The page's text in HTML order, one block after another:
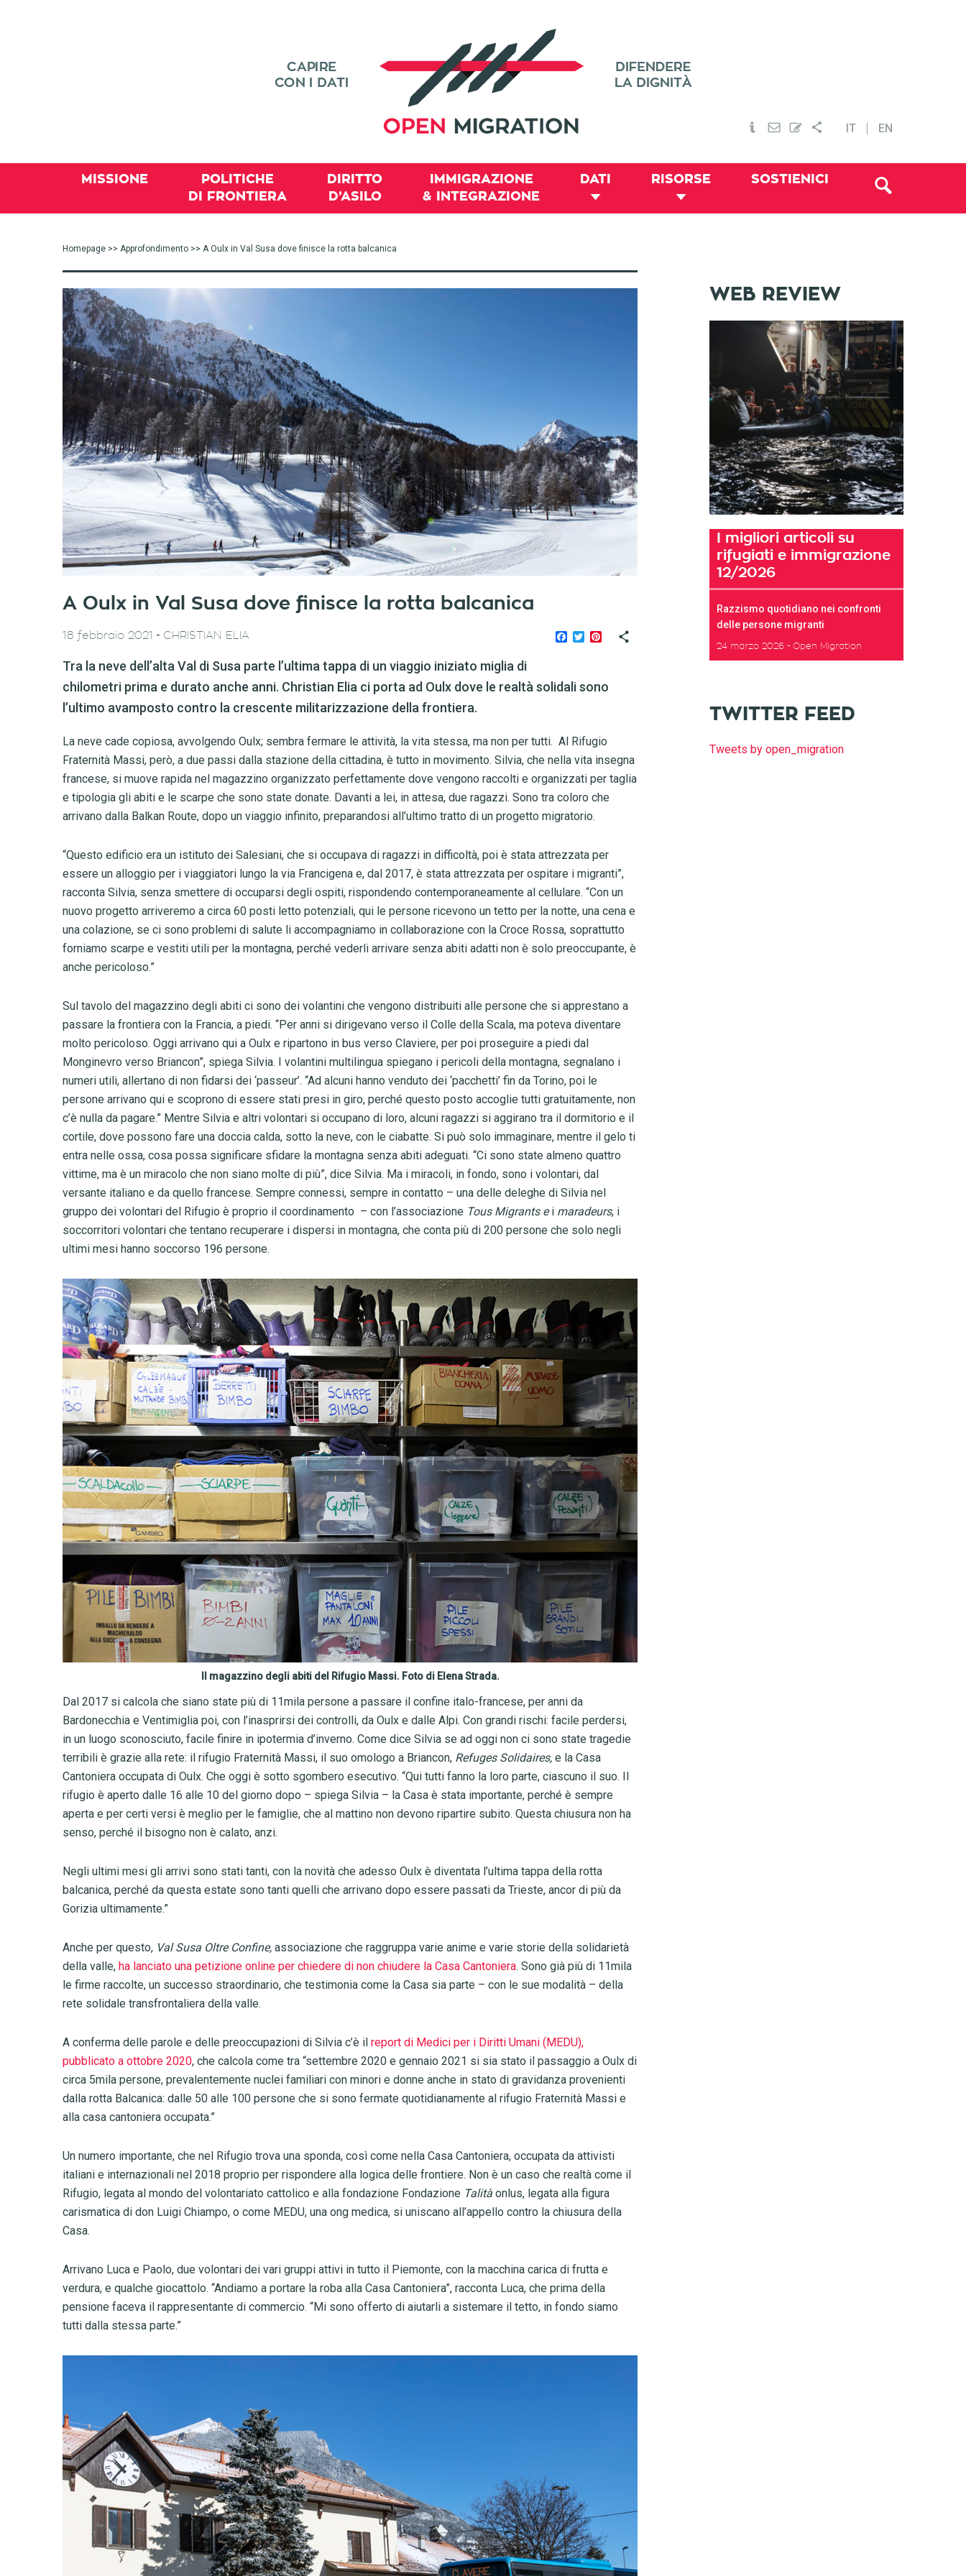
IT EN
MISSIONE
POLITICHE
DI FRONTIERA
DIRITTO
D’ASILO
IMMIGRAZIONE
& INTEGRAZIONE
DATI RISORSE SOSTIENICI
Homepage >> Approfondimento >> A Oulx in Val Susa dove finisce la rotta balcanica
A Oulx in Val Susa dove finisce la rotta balcanica
Facebook
TwitterPinterest
18 febbraio 2021 - CHRISTIAN ELIA
Tra la neve dell’alta Val di Susa parte l’ultima tappa di un viaggio iniziato miglia di
chilometri prima e durato anche anni. Christian Elia ci porta ad Oulx dove le realtà solidali sono
l’ultimo avamposto contro la crescente militarizzazione della frontiera.
La neve cade copiosa, avvolgendo Oulx; sembra fermare le attività, la vita stessa, ma non per tutti. Al Rifugio
Fraternità Massi, però, a due passi dalla stazione della cittadina, è tutto in movimento. Silvia, che nella vita insegna
francese, si muove rapida nel magazzino organizzato perfettamente dove vengono raccolti e organizzati per taglia
e tipologia gli abiti e le scarpe che sono state donate. Davanti a lei, in attesa, due ragazzi. Sono tra coloro che
arrivano dalla Balkan Route, dopo un viaggio infinito, preparandosi all’ultimo tratto di un progetto migratorio.
“Questo edificio era un istituto dei Salesiani, che si occupava di ragazzi in difficoltà, poi è stata attrezzata per
essere un alloggio per i viaggiatori lungo la via Francigena e, dal 2017, è stata attrezzata per ospitare i migranti”,
racconta Silvia, senza smettere di occuparsi degli ospiti, rispondendo contemporaneamente al cellulare. “Con un
nuovo progetto arriveremo a circa 60 posti letto potenziali, qui le persone ricevono un tetto per la notte, una cena e
una colazione, se ci sono problemi di salute li accompagniamo in collaborazione con la Croce Rossa, soprattutto
forniamo scarpe e vestiti utili per la montagna, perché vederli arrivare senza abiti adatti non è solo preoccupante, è
anche pericoloso.”
Sul tavolo del magazzino degli abiti ci sono dei volantini che vengono distribuiti alle persone che si apprestano a
passare la frontiera con la Francia, a piedi. “Per anni si dirigevano verso il Colle della Scala, ma poteva diventare
molto pericoloso. Oggi arrivano qui a Oulx e ripartono in bus verso Claviere, per poi proseguire a piedi dal
Monginevro verso Briancon”, spiega Silvia. I volantini multilingua spiegano i pericoli della montagna, segnalano i
numeri utili, allertano di non fidarsi dei ‘passeur’. “Ad alcuni hanno venduto dei ‘pacchetti’ fin da Torino, poi le
persone arrivano qui e scoprono di essere stati presi in giro, perché questo posto accoglie tutti gratuitamente, non
c’è nulla da pagare.” Mentre Silvia e altri volontari si occupano di loro, alcuni ragazzi si aggirano tra il dormitorio e il
cortile, dove possono fare una doccia calda, sotto la neve, con le ciabatte. Si può solo immaginare, mentre il gelo ti
entra nelle ossa, cosa possa significare sfidare la montagna senza abiti adeguati. “Ci sono state almeno quattro
vittime, ma è un miracolo che non siano molte di più”, dice Silvia. Ma i miracoli, in fondo, sono i volontari, dal
versante italiano e da quello francese. Sempre connessi, sempre in contatto – una delle deleghe di Silvia nel
gruppo dei volontari del Rifugio è proprio il coordinamento – con l’associazione Tous Migrants ei maradeurs, i
soccorritori volontari che tentano recuperare i dispersi in montagna, che conta più di 200 persone che solo negli
ultimi mesi hanno soccorso 196 persone.
Il magazzino degli abiti del Rifugio Massi. Foto di Elena Strada.
Dal 2017 si calcola che siano state più di 11mila persone a passare il confine italo-francese, per anni da
Bardonecchia e Ventimiglia poi, con l’inasprirsi dei controlli, da Oulx e dalle Alpi. Con grandi rischi: facile perdersi,
in un luogo sconosciuto, facile finire in ipotermia d’inverno. Come dice Silvia se ad oggi non ci sono state tragedie
terribili è grazie alla rete: il rifugio Fraternità Massi, il suo omologo a Briancon, Refuges Solidaires, e la Casa
Cantoniera occupata di Oulx. Che oggi è sotto sgombero esecutivo. “Qui tutti fanno la loro parte, ciascuno il suo. Il
rifugio è aperto dalle 16 alle 10 del giorno dopo – spiega Silvia – la Casa è stata importante, perché è sempre
aperta e per certi versi è meglio per le famiglie, che al mattino non devono ripartire subito. Questa chiusura non ha
senso, perché il bisogno non è calato, anzi.
Negli ultimi mesi gli arrivi sono stati tanti, con la novità che adesso Oulx è diventata l’ultima tappa della rotta
balcanica, perché da questa estate sono tanti quelli che arrivano dopo essere passati da Trieste, ancor di più da
Gorizia ultimamente.”
Anche per questo, Val Susa Oltre Confine, associazione che raggruppa varie anime e varie storie della solidarietà
della valle, ha lanciato una petizione online per chiedere di non chiudere la Casa Cantoniera. Sono già più di 11mila
le firme raccolte, un successo straordinario, che testimonia come la Casa sia parte – con le sue modalità – della
rete solidale transfrontaliera della valle.
A conferma delle parole e delle preoccupazioni di Silvia c’è il report di Medici per i Diritti Umani (MEDU),
pubblicato a ottobre 2020, che calcola come tra “settembre 2020 e gennaio 2021 si sia stato il passaggio a Oulx di
circa 5mila persone, prevalentemente nuclei familiari con minori e donne anche in stato di gravidanza provenienti
dalla rotta Balcanica: dalle 50 alle 100 persone che si sono fermate quotidianamente al rifugio Fraternità Massi e
alla casa cantoniera occupata.”
Un numero importante, che nel Rifugio trova una sponda, così come nella Casa Cantoniera, occupata da attivisti
italiani e internazionali nel 2018 proprio per rispondere alla logica delle frontiere. Non è un caso che realtà come il
Rifugio, legata al mondo del volontariato cattolico e alla fondazione Fondazione Talità onlus, legata alla figura
carismatica di don Luigi Chiampo, o come MEDU, una ong medica, si uniscano all’appello contro la chiusura della
Casa.
Arrivano Luca e Paolo, due volontari dei vari gruppi attivi in tutto il Piemonte, con la macchina carica di frutta e
verdura, e qualche giocattolo. “Andiamo a portare la roba alla Casa Cantoniera”, racconta Luca, che prima della
pensione faceva il rappresentante di commercio. “Mi sono offerto di aiutarli a sistemare il tetto, in fondo siamo
tutti dalla stessa parte.”
WEB REVIEW
I migliori articoli su
rifugiati e immigrazione
12/2026
Razzismo quotidiano nei confronti
delle persone migranti
24 marzo 2026 Open Migration
TWITTER FEED
Tweets by open_migration